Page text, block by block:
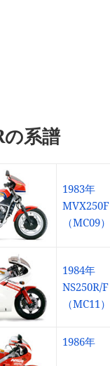
の系譜
1983年
MVX250F
（MC09）
1984年
NS250R/F
（MC11）
1986年